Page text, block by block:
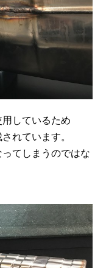
しているため
れています。
てしまうのではな